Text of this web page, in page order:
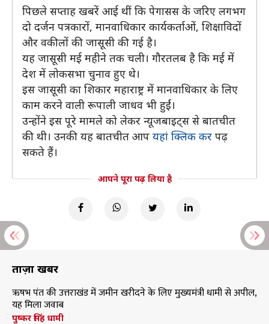
पिछले सप्ताह खबरें आई थीं कि पेगासस के जरिए लगभग
दो दर्जन पत्रकारों, मानवाधिकार कार्यकर्ताओं, शिक्षाविदों
और वकीलों की जासूसी की गई है।
यह जासूसी मई महीने तक चली। गौरतलब है कि मई में
देश में लोकसभा चुनाव हुए थे।
इस जासूसी का शिकार महाराष्ट्र में मानवाधिकार के लिए
काम करने वाली रूपाली जाधव भी हुईं।
उन्होंने इस पूरे मामले को लेकर न्यूजबाइट्स से बातचीत
की थी। उनकी यह बातचीत आप यहां क्लिक कर पढ़
सकते हैं।
आपने पूरा पढ़ लिया है
ताज़ा खबरें
ऋषभ पंत की उत्तराखंड में जमीन खरीदने के लिए मुख्यमंत्री धामी से अपील,
यह मिला जवाब
पुष्कर सिंह धामी